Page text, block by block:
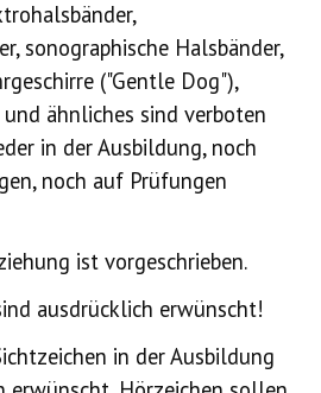
sonographische Halsbänder,
("Gentle Dog"),
ähnliches sind verboten
in der Ausbildung, noch
noch auf Prüfungen
ist vorgeschrieben.
ausdrücklich erwünscht!
in der Ausbildung